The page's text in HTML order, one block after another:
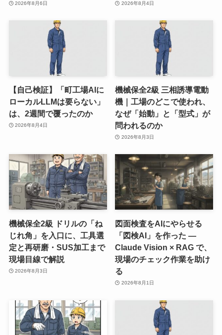
2026年8月6日 2026年8月4日
【自己検証】「町工場AIに
ローカルLLMは要らない」
は、2週間で覆ったのか
2026年8月4日
機械保全2級 三相誘導電動
機｜工場のどこで使われ、
なぜ「始動」と「型式」が
問われるのか
2026年8月3日
機械保全2級 ドリルの「ね
じれ角」を入口に、工具選
定と再研磨・SUS加工まで
現場目線で解説
2026年8月3日
図面検査をAIにやらせる
「図検AI」を作った ―
Claude Vision × RAG で、
現場のチェック作業を助け
る
2026年8月1日